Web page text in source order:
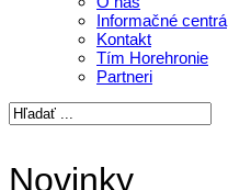
Informačné centrá
Kontakt
Tím Horehronie
Partneri
Novinky